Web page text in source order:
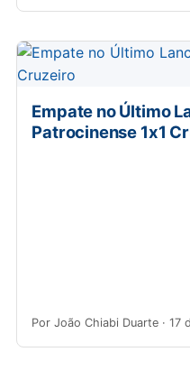
Empate no Último
Patrocinense 1x1
Por João Chiabi Duarte · 17